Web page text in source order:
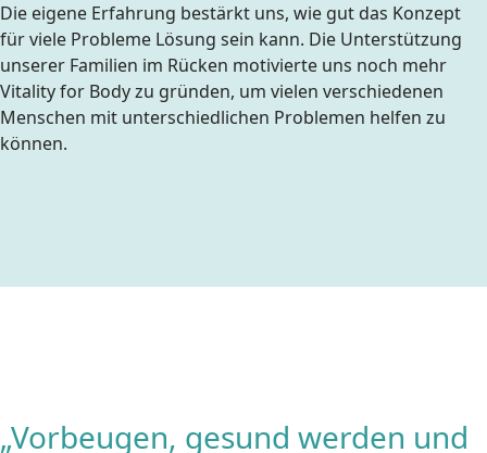
Die eigene Erfahrung bestärkt uns, wie gut das Konzept
für viele Probleme Lösung sein kann. Die Unterstützung
unserer Familien im Rücken motivierte uns noch mehr
Vitality for Body zu gründen, um vielen verschiedenen
Menschen mit unterschiedlichen Problemen helfen zu
können.
„Vorbeugen, gesund werden und